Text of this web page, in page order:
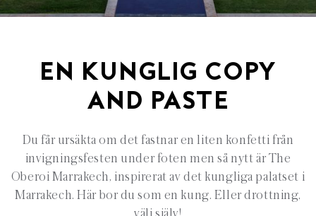
EN KUNGLIG COPY
AND PASTE
Du får ursäkta om det fastnar en liten konfetti från
invigningsfesten under foten men så nytt är The
Oberoi Marrakech, inspirerat av det kungliga palatset i
Marrakech. Här bor du som en kung. Eller drottning,